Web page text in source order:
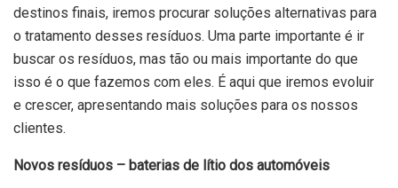
destinos finais, iremos procurar soluções alternativas para
o tratamento desses resíduos. Uma parte importante é ir
buscar os resíduos, mas tão ou mais importante do que
isso é o que fazemos com eles. É aqui que iremos evoluir
e crescer, apresentando mais soluções para os nossos
clientes.
Novos resíduos – baterias de lítio dos automóveis